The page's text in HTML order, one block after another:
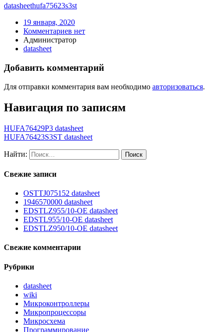
datasheethufa75623s3st
19 января, 2020
Комментариев нет
Администратор
datasheet
Добавить комментарий
Для отправки комментария вам необходимо авторизоваться.
Навигация по записям
HUFA76429P3 datasheet
HUFA76423S3ST datasheet
Найти:
Свежие записи
OSTTJ075152 datasheet
1946570000 datasheet
EDSTLZ955/10-OE datasheet
EDSTL955/10-OE datasheet
EDSTLZ950/10-OE datasheet
Свежие комментарии
Рубрики
datasheet
wiki
Микроконтроллеры
Микропроцессоры
Микросхема
Программирование